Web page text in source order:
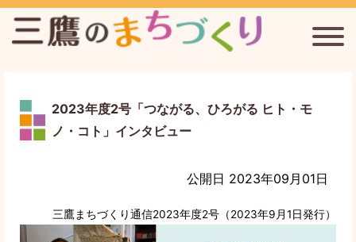
三鷹台駅周辺のまちづくりを考える会
2023年度2号「つながる、ひろがる ヒト・モ
ノ・コト」インタビュー
公開日 2023年09月01日
三鷹まちづくり通信2023年度2号（2023年9月1日発行）